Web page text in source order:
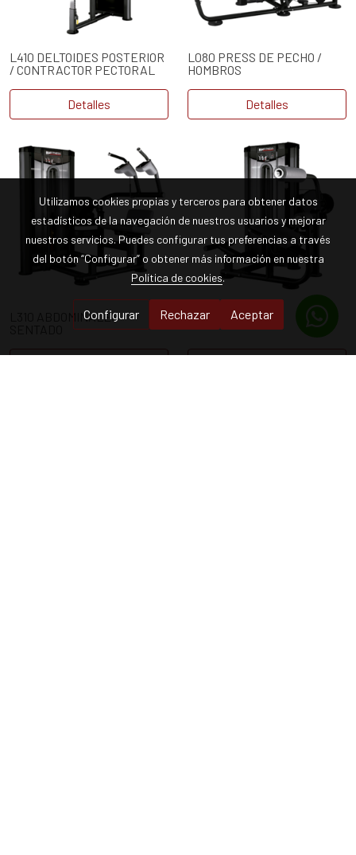
L410 DELTOIDES POSTERIOR
/ CONTRACTOR PECTORAL
Detalles
L080 PRESS DE PECHO /
HOMBROS
Detalles
L310 ABDOMINALES
L510 LUMBARES
Utilizamos cookies propias y terceros para obtener datos
estadísticos de la navegación de nuestros usuarios y mejorar
nuestros servicios. Puedes configurar tus preferencias a través
del botón “Configurar” o obtener más información en nuestra
Política de cookies.
Configurar Rechazar Aceptar